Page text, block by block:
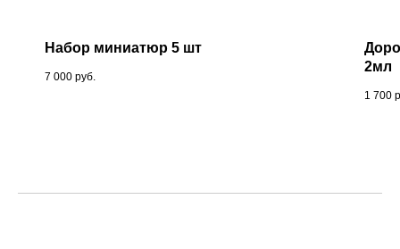
Набор миниатюр 5 шт
7 000 руб.
2мл
1 700